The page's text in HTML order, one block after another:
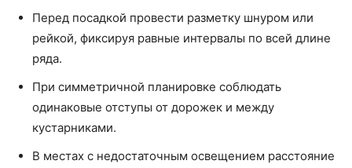
Перед посадкой провести разметку шнуром или
рейкой, фиксируя равные интервалы по всей длине
ряда.
При симметричной планировке соблюдать
одинаковые отступы от дорожек и между
кустарниками.
В местах с недостаточным освещением расстояние